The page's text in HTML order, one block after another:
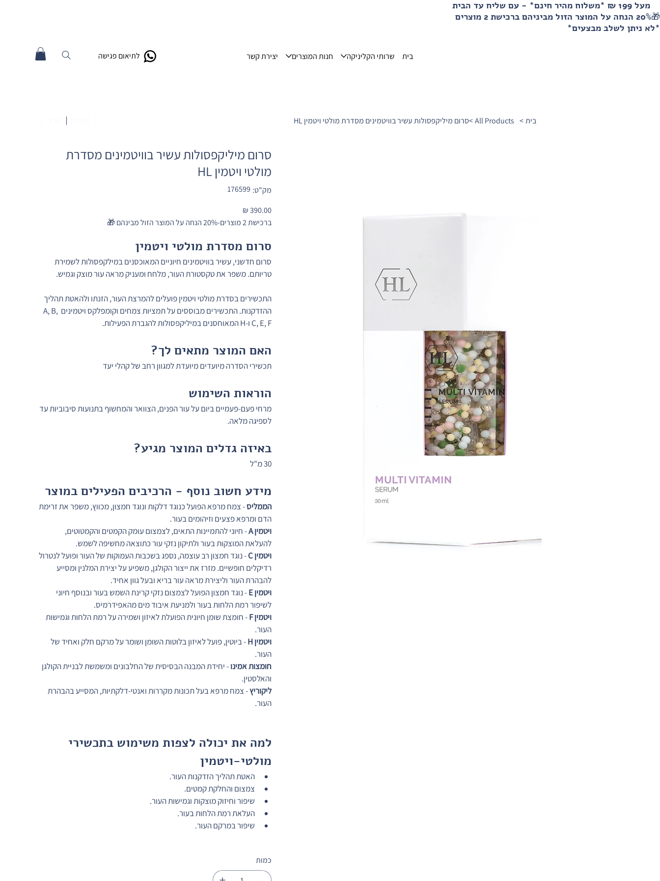
לתיאום פגישה בית שרותי הקליניקה חנות המוצרים יצירת קשר
מעל 199 ₪ *משלוח מהיר חינם* - עם שליח עד הבית
🎁20% הנחה על המוצר הזול מביניהם ברכישת 2 מוצרים
*לא ניתן לשלב מבצעים*
בית >
All Products
>סרום מיליקפסולות עשיר בוויטמינים מסדרת מולטי ויטמין HL
סרום מיליקפסולות עשיר בוויטמינים מסדרת
מולטי ויטמין HL
מק"ט:
מק"ט
176599
176599
מחיר
‏390.00 ‏₪
ברכישת 2 מוצרים-20% הנחה על המוצר הזול מבינהם 🎁
סרום מסדרת מולטי ויטמין
סרום חדשני, עשיר בוויטמינים חיוניים המאוכסנים במילקפסולות לשמירת
טריותם. משפר את טקסטורת העור, מלחח ומעניק מראה עור מוצק וגמיש.
התכשירים בסדרת מולטי ויטמין פועלים להמרצת העור, הזנתו ולהאטת תהליך
ההזדקנות. התכשירים מבוססים על תמציות צמחים וקומפלקס ויטמינים A, B,
C, E, F ו-H המאוחסנים במיליקפסולות להגברת הפעילות.
האם המוצר מתאים לך?
תכשירי הסדרה מיועדים מיועדת למגוון רחב של קהלי יעד
הוראות השימוש
מרחי פעם-פעמיים ביום על עור הפנים, הצוואר והמחשוף בתנועות סיבוביות עד
לספיגה מלאה.
באיזה גדלים המוצר מגיע?
30 מ"ל
מידע חשוב נוסף - הרכיבים הפעילים במוצר
הממליס - צמח מרפא הפועל כנוגד דלקות ונוגד חמצון, מכווץ, משפר את זרימת
הדם ומרפא פצעים וזיהומים בעור.
ויטמין A - חיוני להתמיינות התאים, לצמצום עומק הקמטים והקמטוטים,
להעלאת המוצקות בעור ולתיקון נזקי עור כתוצאה מחשיפה לשמש.
ויטמין C - נוגד חמצון רב עוצמה, נספג בשכבות העמוקות של העור ופועל לנטרול
רדיקלים חופשיים. מזרז את ייצור הקולגן, משפיע על יצירת המלנין ומסייע
להבהרת העור וליצירת מראה עור בריא ובעל גוון אחיד.
ויטמין E - נוגד חמצון הפועל לצמצום נזקי קרינת השמש בעור ובנוסף חיוני
לשיפור רמת הלחות בעור ולמניעת איבוד מים מהאפידרמיס.
ויטמין F - חומצת שומן חיונית הפועלת לאיזון ושמירה על רמת הלחות וגמישות
העור.
ויטמין H
- ביוטין, פועל לאיזון בלוטות השומן ושומר על מרקם חלק ואחיד של
העור.
חומצות אמינו - יחידת המבנה הבסיסית של החלבונים ומשמשת לבניית הקולגן
והאלסטין.
ליקוריץ - צמח מרפא בעל תכונות מקררות ואנטי-דלקתיות, המסייע בהבהרת
העור.
למה את יכולה לצפות משימוש בתכשירי
מולטי-ויטמין
האטת תהליך הזדקנות העור.
צמצום והחלקת קמטים.
שיפור וחיזוק מוצקות וגמישות העור.
העלאת רמת הלחות בעור.
שיפור במרקם העור.
כמות